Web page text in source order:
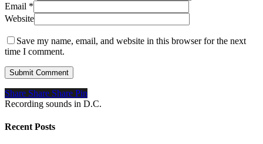
Email *
Website
Save my name, email, and website in this browser for the next
time I comment.
Share Share Share Pin
Recording sounds in D.C.
Recent Posts